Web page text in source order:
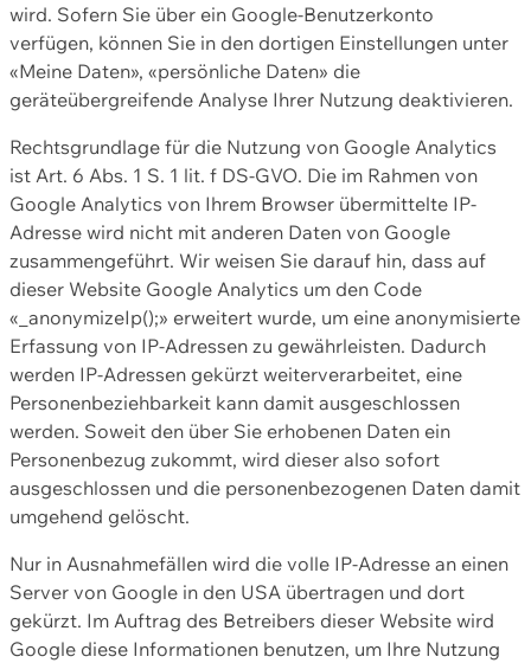
wird. Sofern Sie über ein Google-Benutzerkonto
verfügen, können Sie in den dortigen Einstellungen unter
«Meine Daten», «persönliche Daten» die
geräteübergreifende Analyse Ihrer Nutzung deaktivieren.
Rechtsgrundlage für die Nutzung von Google Analytics
ist Art. 6 Abs. 1 S. 1 lit. f DS-GVO. Die im Rahmen von
Google Analytics von Ihrem Browser übermittelte IP-
Adresse wird nicht mit anderen Daten von Google
zusammengeführt. Wir weisen Sie darauf hin, dass auf
dieser Website Google Analytics um den Code
«_anonymizeIp();» erweitert wurde, um eine anonymisierte
Erfassung von IP-Adressen zu gewährleisten. Dadurch
werden IP-Adressen gekürzt weiterverarbeitet, eine
Personenbeziehbarkeit kann damit ausgeschlossen
werden. Soweit den über Sie erhobenen Daten ein
Personenbezug zukommt, wird dieser also sofort
ausgeschlossen und die personenbezogenen Daten damit
umgehend gelöscht.
Nur in Ausnahmefällen wird die volle IP-Adresse an einen
Server von Google in den USA übertragen und dort
gekürzt. Im Auftrag des Betreibers dieser Website wird
Google diese Informationen benutzen, um Ihre Nutzung